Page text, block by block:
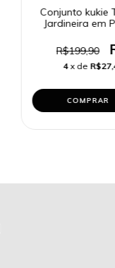
Conjunto kukie
Jardineira em
R$199,90
4 x de
COMPRAR